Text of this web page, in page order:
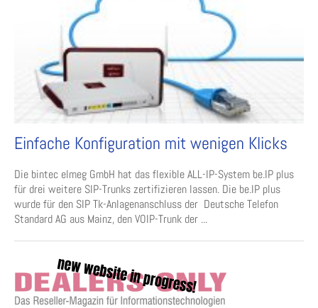
Einfache Konfiguration mit wenigen Klicks
Die bintec elmeg GmbH hat das flexible ALL-IP-System be.IP plus
für drei weitere SIP-Trunks zertifizieren lassen. Die be.IP plus
wurde für den SIP Tk-Anlagenanschluss der Deutsche Telefon
Standard AG aus Mainz, den VOIP-Trunk der ...